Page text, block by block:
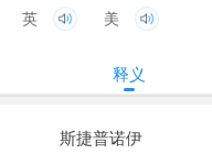
英 美
释义
斯捷普诺伊